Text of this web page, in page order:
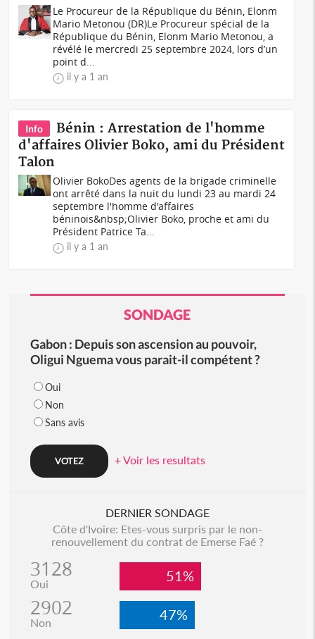
Le Procureur de la République du Bénin, Elonm
Mario Metonou (DR)Le Procureur spécial de la
République du Bénin, Elonm Mario Metonou, a
révélé le mercredi 25 septembre 2024, lors d’un
point d...
il y a 1 an
Info
Bénin : Arrestation de l'homme
d'affaires Olivier Boko, ami du Président
Talon
Olivier BokoDes agents de la brigade criminelle
ont arrêté dans la nuit du lundi 23 au mardi 24
septembre l'homme d'affaires
béninois&nbsp;Olivier Boko, proche et ami du
Président Patrice Ta...
il y a 1 an
SONDAGE
Gabon : Depuis son ascension au pouvoir,
Oligui Nguema vous parait-il compétent ?
Oui
Non
Sans avis
+ Voir les resultats
DERNIER SONDAGE
Côte d'Ivoire: Etes-vous surpris par le non-
renouvellement du contrat de Emerse Faé ?
3128
Oui 51%
2902
Non 47%